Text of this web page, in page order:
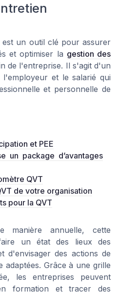
est un outil clé pour assurer
et optimiser la gestion des
de l'entreprise. Il s'agit d'un
et le salarié qui
et personnelle de
et PEE
un package d’avantages
QVT
de votre organisation
pour la QVT
manière annuelle, cette
un état des lieux des
d'envisager des actions de
Grâce à une grille
les entreprises peuvent
formation et tracer des